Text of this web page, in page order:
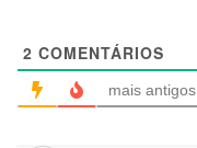
2 COMENTÁRIOS
mais antigos